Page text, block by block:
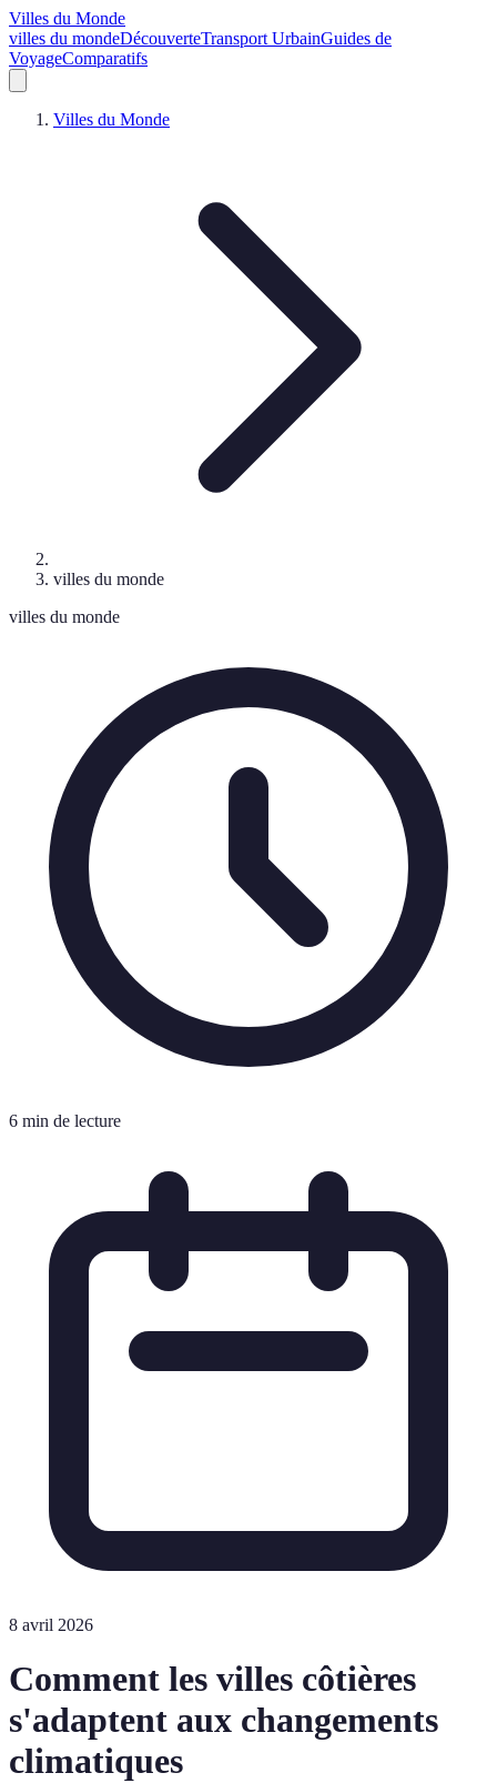
Villes du Monde
villes du mondeDécouverteTransport UrbainGuides de
VoyageComparatifs
Villes du Monde
villes du monde
villes du monde
6 min de lecture
8 avril 2026
Comment les villes côtières
s'adaptent aux changements
climatiques